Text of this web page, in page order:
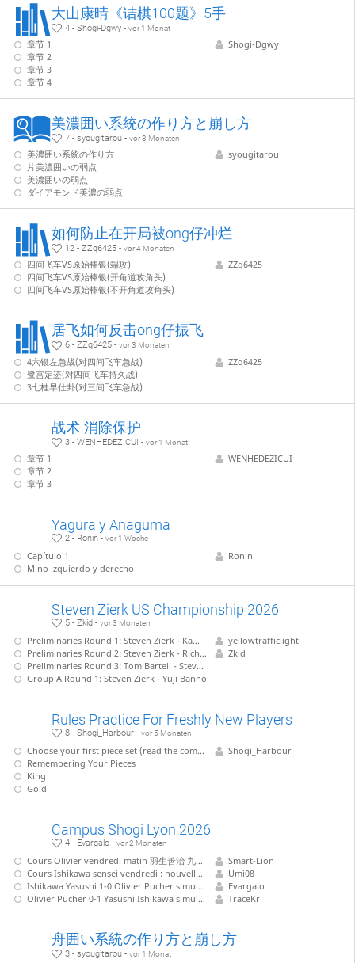
大山康晴《诘棋100题》5手
4 - Shogi-Dgwy -vor 1 Monat
章节 1
章节 2
章节 3
章节 4
Shogi-Dgwy
美濃囲い系統の作り方と崩し方
7 - syougitarou -vor 3 Monaten
美濃囲い系統の作り方
片美濃囲いの弱点
美濃囲いの弱点
ダイアモンド美濃の弱点
syougitarou
如何防止在开局被ong仔冲烂
12 - ZZq6425 -vor 4 Monaten
四间飞车VS原始棒银(端攻)
四间飞车VS原始棒银(开角道攻角头)
四间飞车VS原始棒银(不开角道攻角头)
ZZq6425
居飞如何反击ong仔振飞
6 - ZZq6425 -vor 3 Monaten
4六银左急战(对四间飞车急战)
鹭宫定迹(对四间飞车持久战)
3七桂早仕卦(对三间飞车急战)
ZZq6425
战术-消除保护
3 - WENHEDEZICUI -vor 1 Monat
章节 1
章节 2
章节 3
WENHEDEZICUI
Yagura y Anaguma
2 - Ronin -vor 1 Woche
Capítulo 1
Mino izquierdo y derecho
Ronin
Steven Zierk US Championship 2026
5 - Zkid -vor 3 Monaten
Preliminaries Round 1: Steven Zierk - Kamil Sarafin
Preliminaries Round 2: Steven Zierk - Richard Chen
Preliminaries Round 3: Tom Bartell - Steven Zierk
Group A Round 1: Steven Zierk - Yuji Banno
yellowtrafficlight
Zkid
Rules Practice For Freshly New Players
8 - Shogi_Harbour -vor 5 Monaten
Choose your first piece set (read the comment on the right side)
Remembering Your Pieces
King
Gold
Shogi_Harbour
Campus Shogi Lyon 2026
4 - Evargalo -vor 2 Monaten
Cours Olivier vendredi matin 羽生善治 九段 - 菅井竜也 八段 (Habu - Sugaï 9 mai 2026)
Cours Ishikawa sensei vendredi : nouvelles stratégies des joueurs professionnels
Ishikawa Yasushi 1-0 Olivier Pucher simultanée 1
Olivier Pucher 0-1 Yasushi Ishikawa simultanée 2
Smart-Lion
Umi08
Evargalo
TraceKr
舟囲い系統の作り方と崩し方
3 - syougitarou -vor 1 Monat